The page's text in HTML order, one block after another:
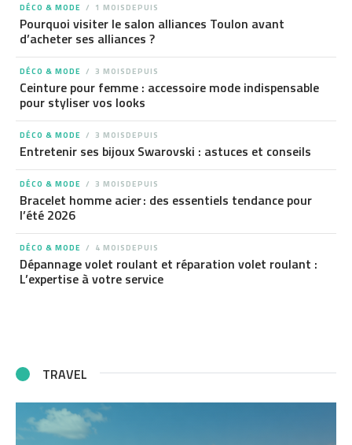
DÉCO & MODE 1 MOISDEPUIS
Pourquoi visiter le salon alliances Toulon avant
d’acheter ses alliances ?
DÉCO & MODE 3 MOISDEPUIS
Ceinture pour femme : accessoire mode indispensable
pour styliser vos looks
DÉCO & MODE 3 MOISDEPUIS
Entretenir ses bijoux Swarovski : astuces et conseils
DÉCO & MODE 3 MOISDEPUIS
Bracelet homme acier : des essentiels tendance pour
l’été 2026
DÉCO & MODE 4 MOISDEPUIS
Dépannage volet roulant et réparation volet roulant :
L’expertise à votre service
TRAVEL